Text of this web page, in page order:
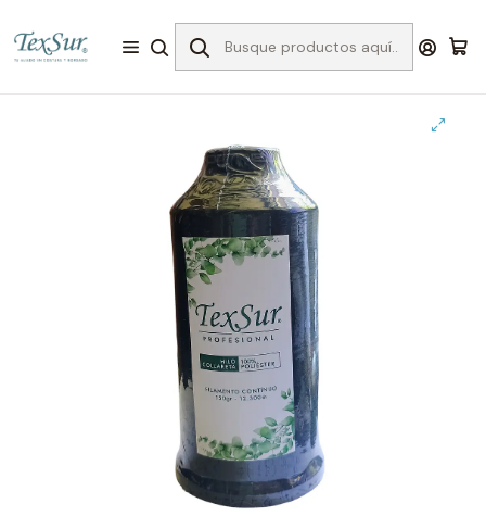
Hilos Costura
Overlock y Collareta
Hilo poliester collareta negro 150 grs-12.300 mts.